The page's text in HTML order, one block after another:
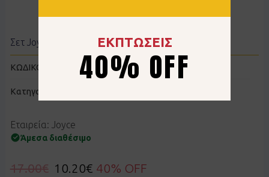
Σετ Joyce 2613124 μαύρο
ΚΩΔΙΚΟΣ: KJ2613124BLA
Κατηγορίες
Εταιρεία: Joyce
Άμεσα διαθέσιμο
17.00€ 10.20€ 40% OFF
ΕΚΠΤΩΣΕΙΣ
40% OFF